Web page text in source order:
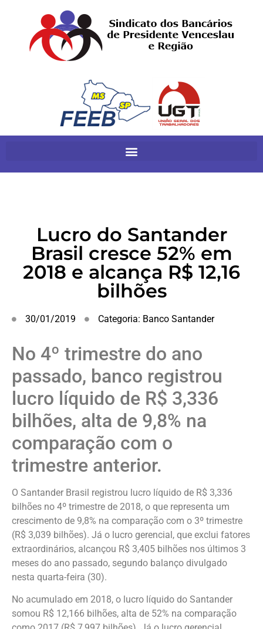
Lucro do Santander
Brasil cresce 52% em
2018 e alcança R$ 12,16
bilhões
30/01/2019 Categoria: Banco Santander
No 4º trimestre do ano
passado, banco registrou
lucro líquido de R$ 3,336
bilhões, alta de 9,8% na
comparação com o
trimestre anterior.
O Santander Brasil registrou lucro líquido de R$ 3,336
bilhões no 4º trimestre de 2018, o que representa um
crescimento de 9,8% na comparação com o 3º trimestre
(R$ 3,039 bilhões). Já o lucro gerencial, que exclui fatores
extraordinários, alcançou R$ 3,405 bilhões nos últimos 3
meses do ano passado, segundo balanço divulgado
nesta quarta-feira (30).
No acumulado em 2018, o lucro líquido do Santander
somou R$ 12,166 bilhões, alta de 52% na comparação